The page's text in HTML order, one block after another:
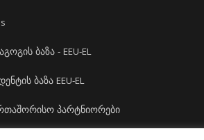
ბაზა - EEU-EL
ბაზა EEU-EL
პარტნიორები